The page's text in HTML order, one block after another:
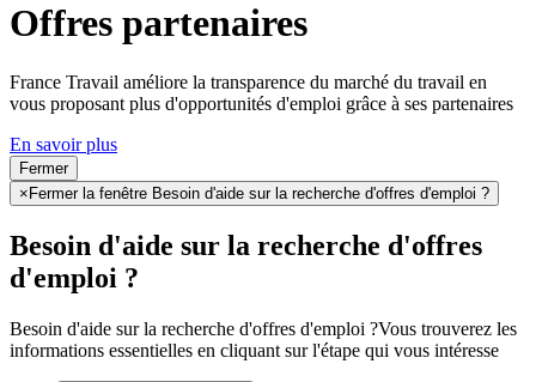
Offres partenaires
France Travail améliore la transparence du marché du travail en
vous proposant plus d'opportunités d'emploi grâce à ses partenaires
En savoir plus
Fermer
× Fermer la fenêtre Besoin d'aide sur la recherche d'offres d'emploi ?
Besoin d'aide sur la recherche d'offres
d'emploi ?
Besoin d'aide sur la recherche d'offres d'emploi ?Vous trouverez les
informations essentielles en cliquant sur l'étape qui vous intéresse